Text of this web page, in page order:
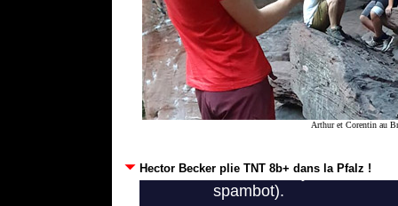
Arthur et Corentin au
Hector Becker plie TNT 8b+ dans la Pfalz !